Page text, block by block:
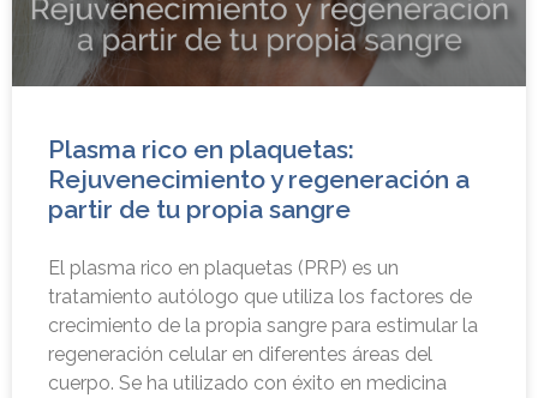
Plasma rico en plaquetas:
Rejuvenecimiento y regeneración a
partir de tu propia sangre
El plasma rico en plaquetas (PRP) es un
tratamiento autólogo que utiliza los factores de
crecimiento de la propia sangre para estimular la
regeneración celular en diferentes áreas del
cuerpo. Se ha utilizado con éxito en medicina